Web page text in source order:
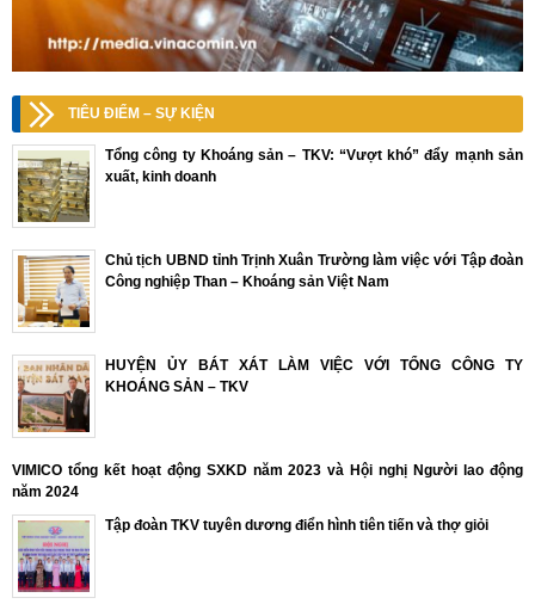
TIÊU ĐIỂM – SỰ KIỆN
Tổng công ty Khoáng sản – TKV: “Vượt khó” đẩy mạnh sản
xuất, kinh doanh
Chủ tịch UBND tỉnh Trịnh Xuân Trường làm việc với Tập đoàn
Công nghiệp Than – Khoáng sản Việt Nam
HUYỆN ỦY BÁT XÁT LÀM VIỆC VỚI TỔNG CÔNG TY
KHOÁNG SẢN – TKV
VIMICO tổng kết hoạt động SXKD năm 2023 và Hội nghị Người lao động
năm 2024
Tập đoàn TKV tuyên dương điển hình tiên tiến và thợ giỏi